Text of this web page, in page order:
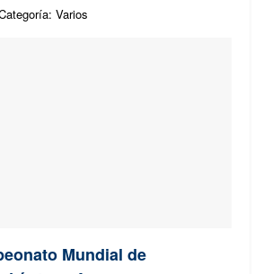
Varios
Mundial de